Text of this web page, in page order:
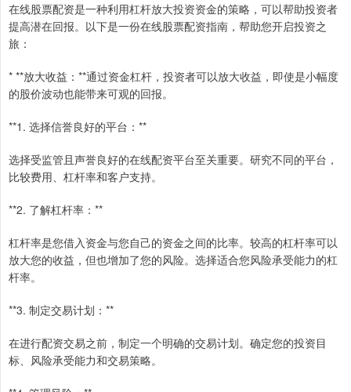
在线股票配资是一种利用杠杆放大投资资金的策略，可以帮助投资者
提高潜在回报。以下是一份在线股票配资指南，帮助您开启投资之
旅：
* **放大收益：**通过资金杠杆，投资者可以放大收益，即使是小幅度
的股价波动也能带来可观的回报。
**1. 选择信誉良好的平台：**
选择受监管且声誉良好的在线配资平台至关重要。研究不同的平台，
比较费用、杠杆率和客户支持。
**2. 了解杠杆率：**
杠杆率是您借入资金与您自己的资金之间的比率。较高的杠杆率可以
放大您的收益，但也增加了您的风险。选择适合您风险承受能力的杠
杆率。
**3. 制定交易计划：**
在进行配资交易之前，制定一个明确的交易计划。确定您的投资目
标、风险承受能力和交易策略。